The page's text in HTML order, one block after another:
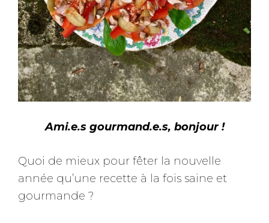
Ami.e.s gourmand.e.s, bonjour !
Quoi de mieux pour fêter la nouvelle
année qu’une recette à la fois saine et
gourmande ?